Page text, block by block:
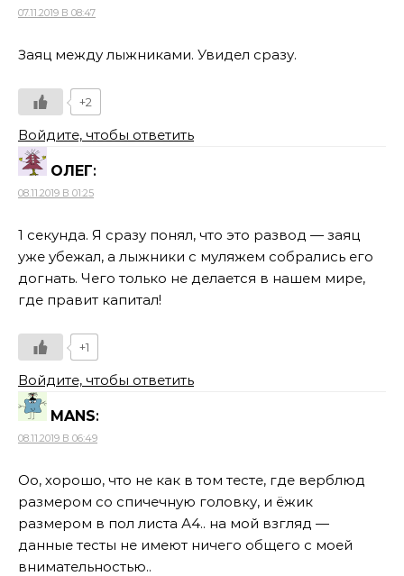
07.11.2019 В 08:47
Заяц между лыжниками. Увидел сразу.
+2
Войдите, чтобы ответить
ОЛЕГ:
08.11.2019 В 01:25
1 секунда. Я сразу понял, что это развод — заяц
уже убежал, а лыжники с муляжем собрались его
догнать. Чего только не делается в нашем мире,
где правит капитал!
+1
Войдите, чтобы ответить
MANS:
08.11.2019 В 06:49
Оо, хорошо, что не как в том тесте, где верблюд
размером со спичечную головку, и ёжик
размером в пол листа А4.. на мой взгляд —
данные тесты не имеют ничего общего с моей
внимательностью..